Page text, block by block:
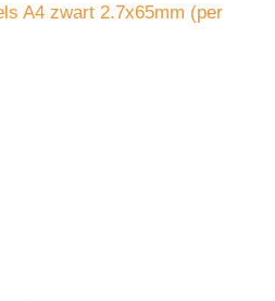
A4 zwart 2.7x65mm (per